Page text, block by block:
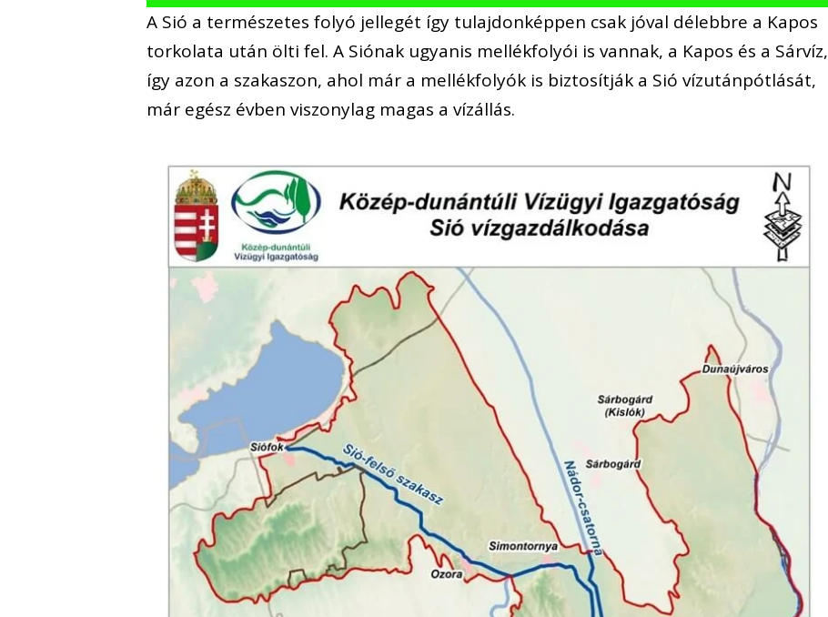
A Sió a természetes folyó jellegét így tulajdonképpen csak jóval délebbre a Kapos
torkolata után ölti fel. A Siónak ugyanis mellékfolyói is vannak, a Kapos és a Sárvíz,
így azon a szakaszon, ahol már a mellékfolyók is biztosítják a Sió vízutánpótlását,
már egész évben viszonylag magas a vízállás.